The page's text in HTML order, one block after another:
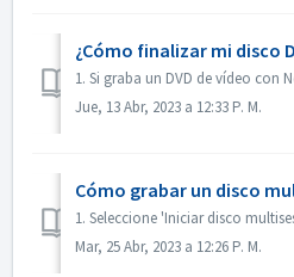
¿Cómo finalizar mi disco
Jue, 13 Abr, 2023 a 12:33 P. M.
Cómo grabar un disco
Mar, 25 Abr, 2023 a 12:26 P. M.